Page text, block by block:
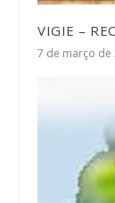
VIGIE –
7 de março de